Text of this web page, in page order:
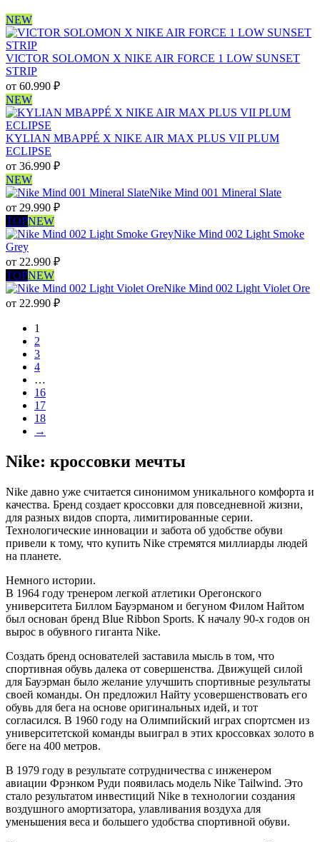
NEW
VICTOR SOLOMON X NIKE AIR FORCE 1 LOW SUNSET
STRIP
от 60.990 ₽
NEW
KYLIAN MBAPPÉ X NIKE AIR MAX PLUS VII PLUM
ECLIPSE
от 36.990 ₽
NEW
Nike Mind 001 Mineral Slate
от 29.990 ₽
TOPNEW
Nike Mind 002 Light Smoke
Grey
от 22.990 ₽
TOPNEW
Nike Mind 002 Light Violet Ore
от 22.990 ₽
1
2
3
4
…
16
17
18
→
Nike: кроссовки мечты
Nike давно уже считается синонимом уникального комфорта и
качества. Бренд создает кроссовки для повседневной жизни,
для разных видов спорта, лимитированные серии.
Технологические инновации и забота об удобстве обуви
привели к тому, что купить Nike стремятся миллиарды людей
на планете.
Немного истории.
В 1964 году тренером легкой атлетики Орегонского
университета Биллом Бауэрманом и бегуном Филом Найтом
был основан бренд Blue Ribbon Sports. К началу 90-х годов он
вырос в обувного гиганта Nike.
Создать бренд основателей заставила мысль в том, что
спортивная обувь далека от совершенства. Движущей силой
для Бауэрман было желание улучшить спортивные результаты
своей команды. Он предложил Найту усовершенствовать его
обувь для бега на основе оригинальных идей, и тот
согласился. В 1960 году на Олимпийский играх спортсмен из
университетской команды выиграл в этих кроссовках золото в
беге на 400 метров.
В 1979 году в результате сотрудничества с инженером
авиации Фрэнком Руди появилась модель Nike Tailwind. Это
стало результатом инвестиций Nike в технологии создания
воздушного амортизатора, улавливания воздуха для
уменьшения веса и большего удобства спортивной обуви.